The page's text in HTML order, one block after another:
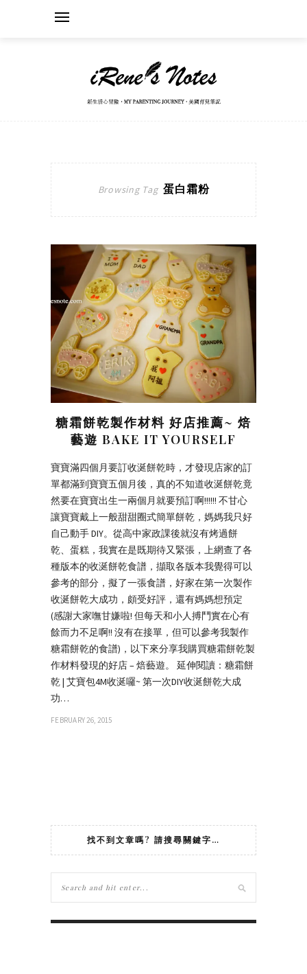
Browsing Tag 蛋白霜粉
糖霜餅乾製作材料 好店推薦~ 焙
藝遊 BAKE IT YOURSELF
寶寶滿四個月要訂收涎餅乾時，才發現店家的訂
單都滿到寶寶五個月後，真的不知道收涎餅乾竟
然要在寶寶出生一兩個月就要預訂啊!!!!!! 不甘心
讓寶寶戴上一般甜甜圈式簡單餅乾，媽媽我只好
自己動手 DIY。從高中家政課後就沒有烤過餅
乾、蛋糕，我實在是既期待又緊張，上網查了各
種版本的收涎餅乾食譜，擷取各版本我覺得可以
參考的部分，擬了一張食譜，好家在第一次製作
收涎餅乾大成功，頗受好評，還有媽媽想預定
(感謝大家嘸甘嫌啦! 但每天和小人搏鬥實在心有
餘而力不足啊!! 沒有在接單，但可以參考我製作
糖霜餅乾的食譜)，以下來分享我購買糖霜餅乾製
作材料發現的好店 – 焙藝遊。 延伸閱讀：糖霜餅
乾 | 艾寶包4M收涎囉~ 第一次DIY收涎餅乾大成
功…
FEBRUARY 26, 2015
找不到文章嗎? 請搜尋關鍵字…